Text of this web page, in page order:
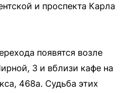
и проспекта Карла
появятся возле
3 и вблизи кафе на
468а. Судьба этих